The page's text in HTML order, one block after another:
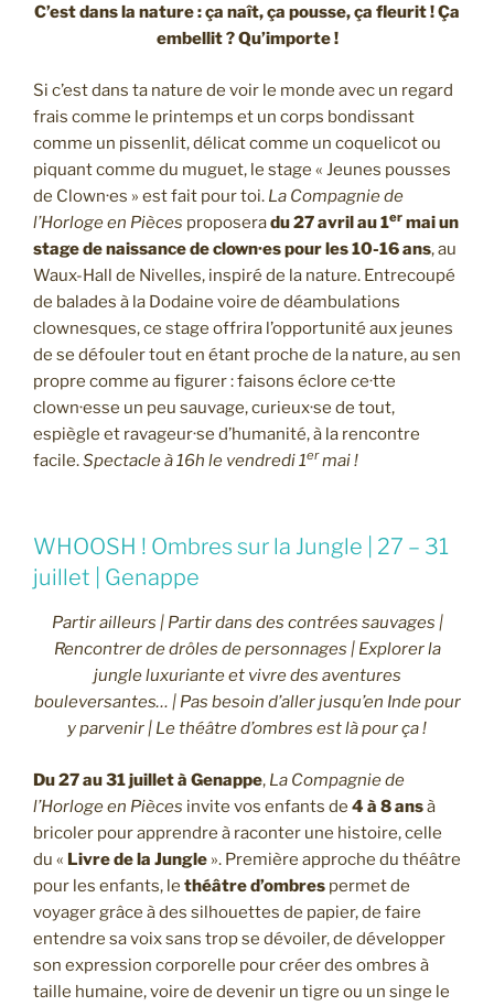
C’est dans la nature : ça naît, ça pousse, ça fleurit ! Ça
embellit ? Qu’importe !
Si c’est dans ta nature de voir le monde avec un regard
frais comme le printemps et un corps bondissant
comme un pissenlit, délicat comme un coquelicot ou
piquant comme du muguet, le stage « Jeunes pousses
de Clown·es » est fait pour toi. La Compagnie de
l’Horloge en Pièces proposeradu 27 avril au 1er maiun
stage de naissance de clown·es pour les 10-16 ans, au
Waux-Hall de Nivelles, inspiré de la nature. Entrecoupé
de balades à la Dodaine voire de déambulations
clownesques, ce stage offrira l’opportunité aux jeunes
de se défouler tout en étant proche de la nature, au sen
propre comme au figurer : faisons éclore ce·tte
clown·esse un peu sauvage, curieux·se de tout,
espiègle et ravageur·se d’humanité, à la rencontre
facile.Spectacle à 16h le vendredi 1ermai !
WHOOSH ! Ombres sur la Jungle | 27 – 31
juillet | Genappe
Partir ailleurs | Partir dans des contrées sauvages |
Rencontrer de drôles de personnages | Explorer la
jungle luxuriante et vivre des aventures
bouleversantes… | Pas besoin d’aller jusqu’en Inde pour
y parvenir | Le théâtre d’ombres est là pour ça !
Du 27 au 31 juillet à Genappe, La Compagnie de
l’Horloge en Pièces invite vos enfants de 4 à 8 ansà
bricoler pour apprendre à raconter une histoire, celle
du « Livre de la Jungle ». Première approche du théâtre
pour les enfants, le théâtre d’ombres permet de
voyager grâce à des silhouettes de papier, de faire
entendre sa voix sans trop se dévoiler, de développer
son expression corporelle pour créer des ombres à
taille humaine, voire de devenir un tigre ou un singe le